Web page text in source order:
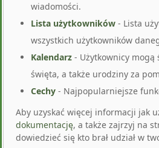
wiadomości.
Lista użytkowników - Lista
wszystkich użytkowników
Kalendarz - Użytkownicy mogą
święta, a także urodziny za
Cechy - Najpopularniejsze
Aby uzyskać więcej informacji jak
dokumentację, a także zajrzyj na
dowiedzieć się kto brał udział w